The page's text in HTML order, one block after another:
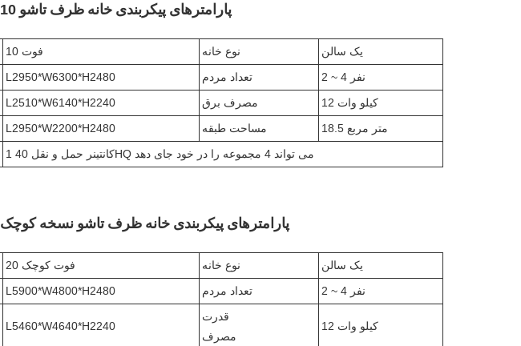
پارامترهای پیکربندی خانه ظرف تاشو 10 فوتی
10 فوت نوع خانه
یک سالن
L2950*W6300*H2480 تعداد مردم
2 ~ 4 نفر
L2510*W6140*H2240 مصرف برق
12 کیلو وات
L2950*W2200*H2480 مساحت طبقه
18.5 متر مربع
1 کانتینر حمل و نقل 40HQ می تواند 4 مجموعه را در خود جای دهد
پارامترهای پیکربندی خانه ظرف تاشو نسخه کوچک 20 فوتی کوچک
20 فوت کوچک نوع خانه
یک سالن
L5900*W4800*H2480 تعداد مردم 2 ~ 4 نفر
L5460*W4640*H2240
قدرت
مصرف
12 کیلو وات